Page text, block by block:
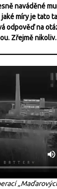
naváděné
míry je tato
odpověď na
Zřejmě nikoliv.